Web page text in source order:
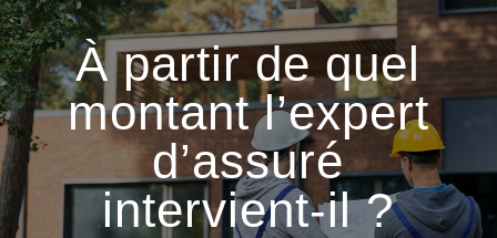
À partir de quel
montant l’expert
d’assuré
intervient-il ?